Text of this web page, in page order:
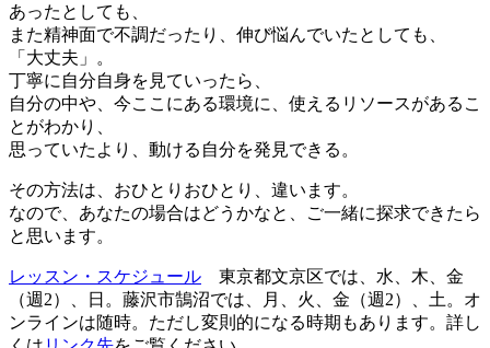
あったとしても、
また精神面で不調だったり、伸び悩んでいたとしても、
「大丈夫」。
丁寧に自分自身を見ていったら、
自分の中や、今ここにある環境に、使えるリソースがあるこ
とがわかり、
思っていたより、動ける自分を発見できる。
その方法は、おひとりおひとり、違います。
なので、あなたの場合はどうかなと、ご一緒に探求できたら
と思います。
レッスン・スケジュール 東京都文京区では、水、木、金
（週2）、日。藤沢市鵠沼では、月、火、金（週2）、土。オ
ンラインは随時。ただし変則的になる時期もあります。詳し